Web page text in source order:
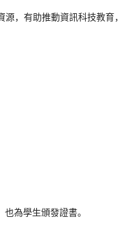
， 有助推動資訊科技教育
為學生頒發證書。